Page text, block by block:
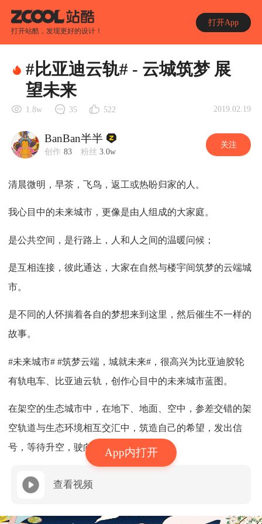
打开站酷，发现更好的设计！
打开App
App内打开
#比亚迪云轨# - 云城筑梦 展
望未来
1.8w 35 522 2019.02.19
BanBan半半
创作 83 粉丝 3.0w
关注
清晨微明，早茶，飞鸟，返工或热盼归家的人。
我心目中的未来城市，更像是由人组成的大家庭。
是公共空间，是行路上，人和人之间的温暖问候；
是互相连接，彼此通达，大家在自然与楼宇间筑梦的云端城
市。
是不同的人怀揣着各自的梦想来到这里，然后催生不一样的
故事。
#未来城市# #筑梦云端，城就未来#，很高兴为比亚迪胶轮
有轨电车、比亚迪云轨，创作心目中的未来城市蓝图。
在架空的生态城市中，在地下、地面、空中，参差交错的架
空轨道与生态环境相互交汇中，筑造自己的希望，发出信
号，等待升空，驶向未来。
查看视频